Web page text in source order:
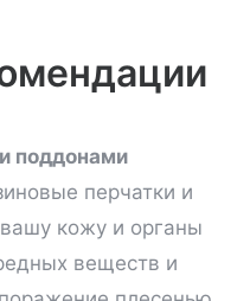
поддонами
перчатки и
кожу и органы
веществ и